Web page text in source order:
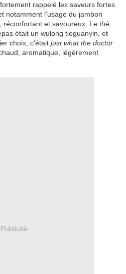
rappelé les saveurs fortes
notamment l'usage du jambon
réconfortant et savoureux. Le thé
était un wulong tieguanyin, et
choix, c'était just what the doctor
aromatique, légèrement
Publicité